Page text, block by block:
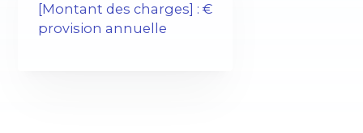
[Montant des charges] : €
provision annuelle